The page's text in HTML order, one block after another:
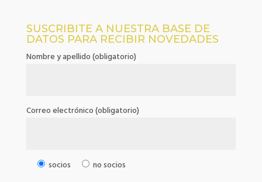
SUSCRIBITE A NUESTRA BASE DE
DATOS PARA RECIBIR NOVEDADES
Nombre y apellido (obligatorio)
Correo electrónico (obligatorio)
socios no socios